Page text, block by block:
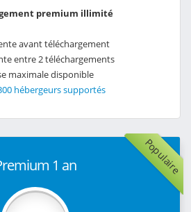
premium illimité
avant téléchargement
entre 2 téléchargements
maximale disponible
hébergeurs supportés
Populaire
1 an